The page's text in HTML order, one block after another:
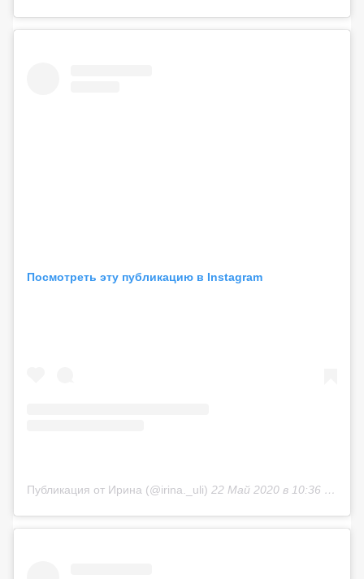
Посмотреть эту публикацию в Instagram
Публикация от Ирина (@irina._uli) 22 Май 2020 в 10:36 PDT